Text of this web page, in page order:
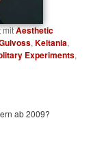
mitAesthetic
,Keltania,
Experiments,
ab 2009?